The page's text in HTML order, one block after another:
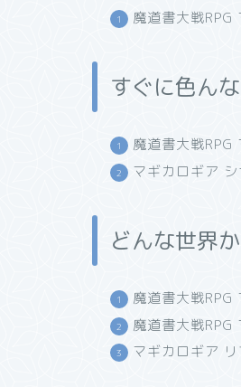
魔道書大戦
すぐに色ん
魔道書大戦
マギカロギア
どんな世界
魔道書大戦
魔道書大戦
マギカロギア